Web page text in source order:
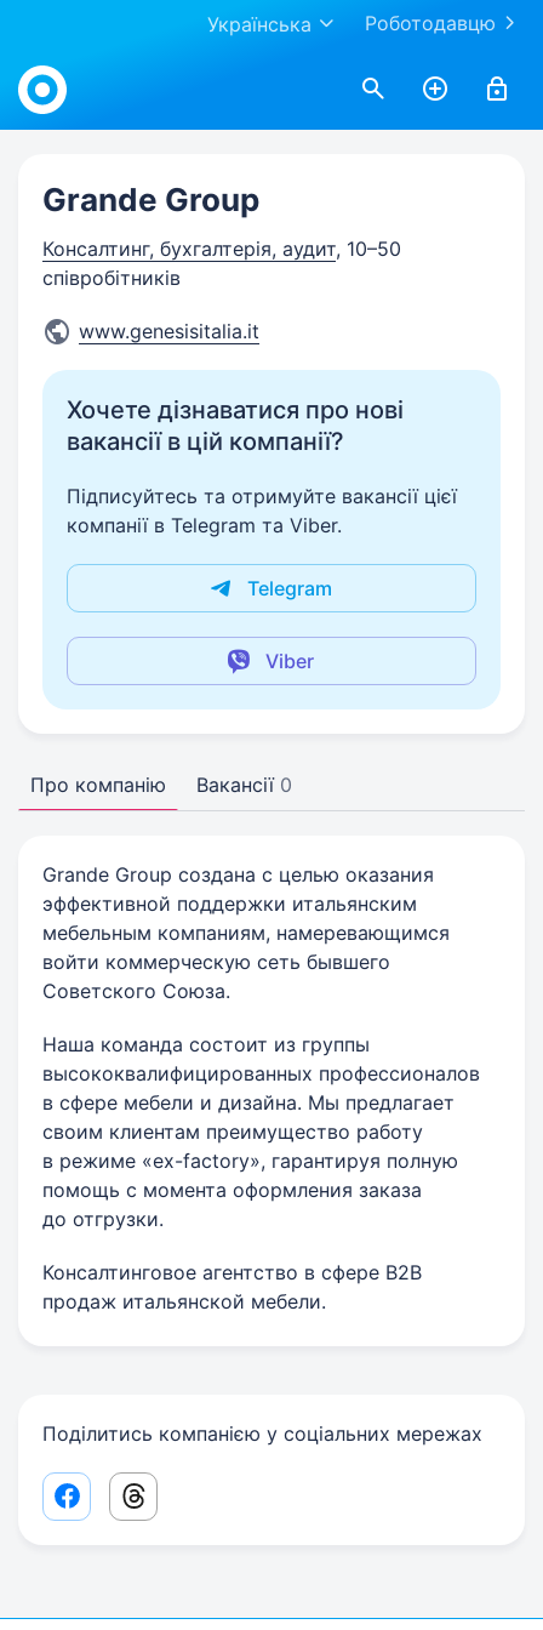
Роботодавцю
Українська
Work.ua
Grande Group
Консалтинг, бухгалтерія, аудит, 10–50
співробітників
www.genesisitalia.it
Хочете дізнаватися про нові
вакансії в цій компанії?
Підписуйтесь та отримуйте вакансії цієї
компанії в Telegram та Viber.
Telegram
Viber
Про компанію Вакансії 0
Grande Group создана с целью оказания
эффективной поддержки итальянским
мебельным компаниям, намеревающимся
войти коммерческую сеть бывшего
Советского Союза.
Наша команда состоит из группы
высококвалифицированных профессионалов
в сфере мебели и дизайна. Мы предлагает
своим клиентам преимущество работу
в режиме «ex-factory», гарантируя полную
помощь с момента оформления заказа
до отгрузки.
Консалтинговое агентство в сфере B2B
продаж итальянской мебели.
Поділитись компанією у соціальних мережах
Facebook share link
Threads share link